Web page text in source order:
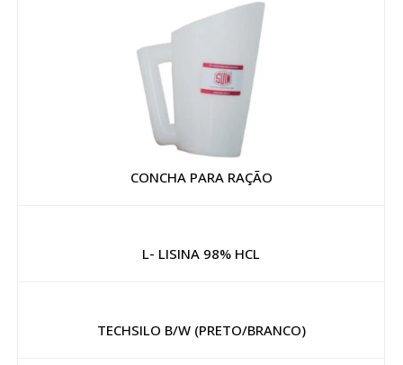
CONCHA PARA RAÇÃO
L- LISINA 98% HCL
TECHSILO B/W (PRETO/BRANCO)